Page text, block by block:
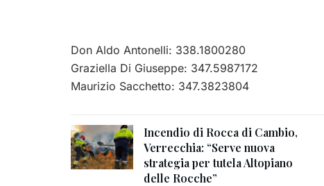
Don Aldo Antonelli: 338.1800280
Graziella Di Giuseppe: 347.5987172
Maurizio Sacchetto: 347.3823804
Incendio di Rocca di Cambio,
Verrecchia: “Serve nuova
strategia per tutela Altopiano
delle Rocche”